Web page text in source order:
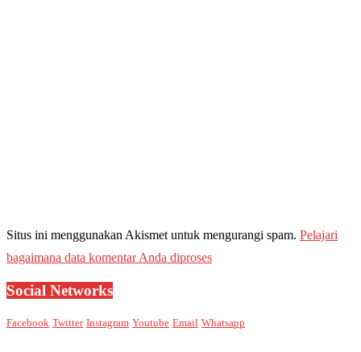
Situs ini menggunakan Akismet untuk mengurangi spam. Pelajari
bagaimana data komentar Anda diproses
Social Networks
Facebook Twitter Instagram Youtube Email Whatsapp